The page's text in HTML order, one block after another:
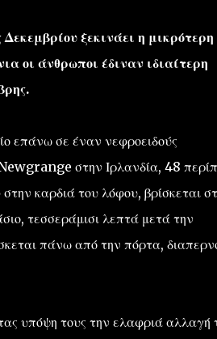
ξεκινάει η μικρότερη
οι άνθρωποι έδιναν ιδιαίτερη
επάνω σε έναν νεφροειδούς
στην Ιρλανδία, 48
καρδιά του λόφου, βρίσκεται
τεσσεράμισι λεπτά μετά την
πάνω από την πόρτα,
υπόψη τους την ελαφριά αλλαγή